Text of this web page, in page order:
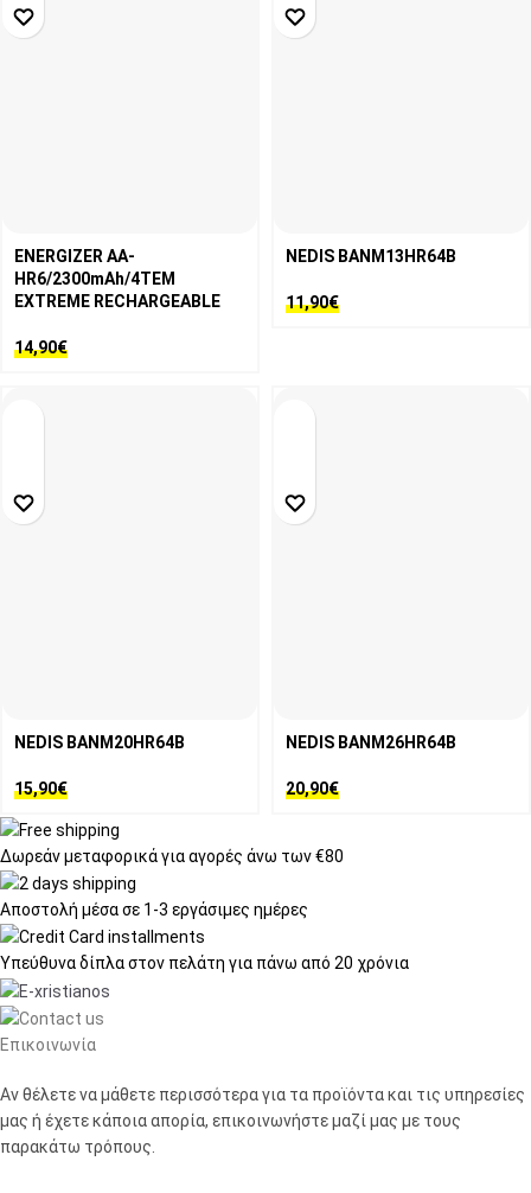
ENERGIZER AA-
HR6/2300mAh/4TEM
EXTREME RECHARGEABLE
14,90€
NEDIS BANM13HR64B
11,90€
NEDIS BANM20HR64B
15,90€
NEDIS BANM26HR64B
20,90€
Δωρεάν μεταφορικάγια αγορές άνω των €80
Αποστολή μέσα σε 1-3 εργάσιμες ημέρες
Υπεύθυνα δίπλα στον πελάτη για πάνω από 20 χρόνια
Επικοινωνία
Αν θέλετε να μάθετε περισσότερα για τα προϊόντα και τις υπηρεσίες
μας ή έχετε κάποια απορία, επικοινωνήστε μαζί μας με τους
παρακάτω τρόπους.